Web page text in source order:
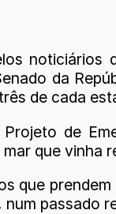
da
de cada
de
que vinha
que
passado